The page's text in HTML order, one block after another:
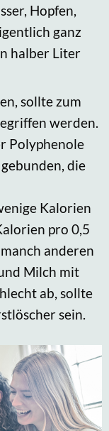
Hopfen,
ganz
halber Liter
sollte zum
werden.
Polyphenole
die
Kalorien
pro 0,5
anderen
Milch mit
ab, sollte
sein.